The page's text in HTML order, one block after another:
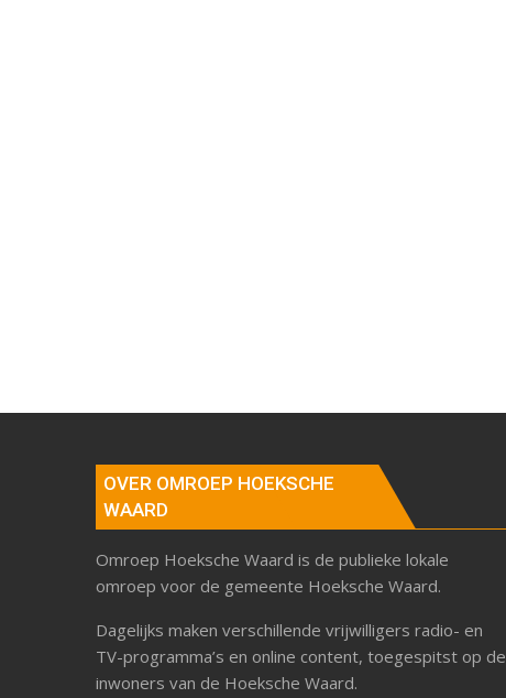
OVER OMROEP HOEKSCHE
WAARD
Omroep Hoeksche Waard is de publieke lokale
omroep voor de gemeente Hoeksche Waard.
Dagelijks maken verschillende vrijwilligers radio- en
TV-programma’s en online content, toegespitst op de
inwoners van de Hoeksche Waard.